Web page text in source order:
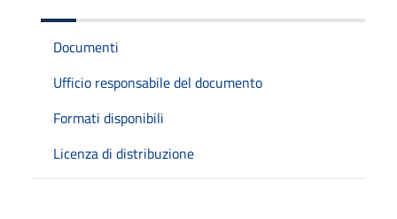
Documenti
Ufficio responsabile del documento
Formati disponibili
Licenza di distribuzione